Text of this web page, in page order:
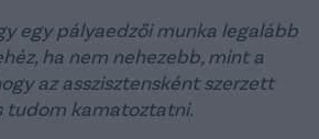
egy pályaedzői munka legalább
ha nem nehezebb, mint a
az asszisztensként szerzett
tudom kamatoztatni.